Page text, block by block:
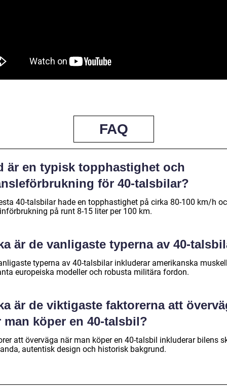
FAQ
är en typisk topphastighet och
för 40-talsbilar?
40-talsbilar hade en topphastighet på cirka 80-100 km/h
på runt 8-15 liter per 100 km.
är de vanligaste typerna av 40-
typerna av 40-talsbilar inkluderar amerikanska
europeiska modeller och robusta militära fordon.
är de viktigaste faktorerna att
man köper en 40-talsbil?
att överväga när man köper en 40-talsbil inkluderar bilens
autentisk design och historisk bakgrund.